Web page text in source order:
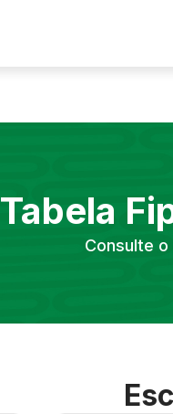
Tabela
Consulte